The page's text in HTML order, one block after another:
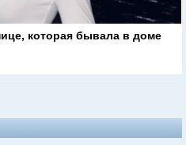
которая бывала в доме